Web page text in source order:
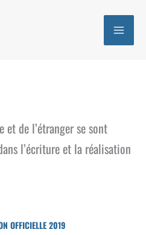
et de l’étranger se sont
l’écriture et la réalisation
OFFICIELLE 2019